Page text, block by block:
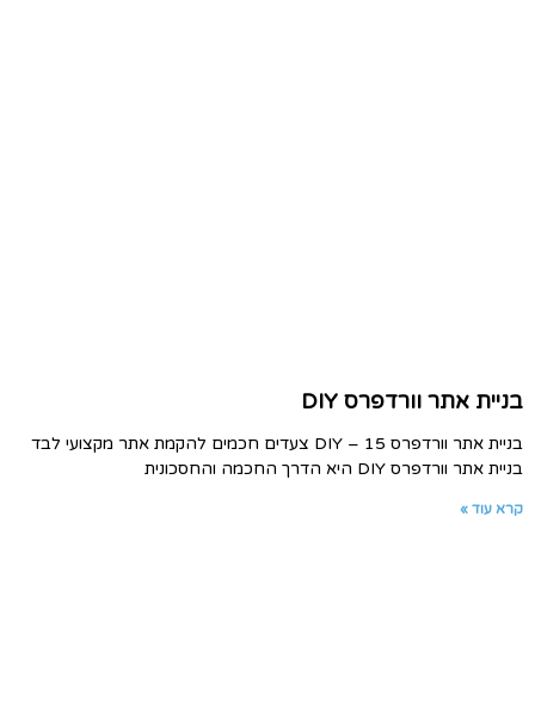
בניית אתר וורדפרס DIY
בניית אתר וורדפרס DIY – 15 צעדים חכמים להקמת אתר מקצועי לבד
בניית אתר וורדפרס DIY היא הדרך החכמה והחסכונית
קרא עוד »